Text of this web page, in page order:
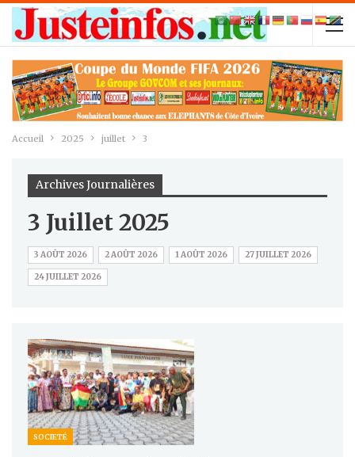
Accueil 2025 juillet 3
Archives Journalières
3 Juillet 2025
3 AOÛT 2026 2 AOÛT 2026 1 AOÛT 2026 27 JUILLET 2026
24 JUILLET 2026
SOCIETÉ